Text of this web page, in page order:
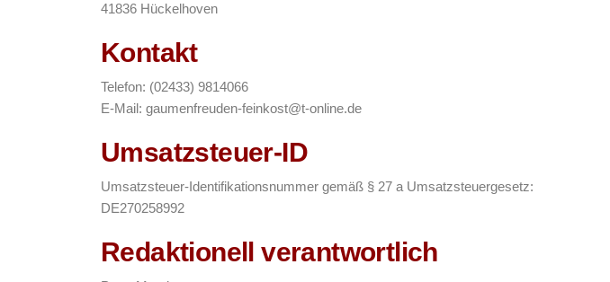
41836 Hückelhoven
Kontakt
Telefon: (02433) 9814066
E-Mail: gaumenfreuden-feinkost@t-online.de
Umsatzsteuer-ID
Umsatzsteuer-Identifikationsnummer gemäß § 27 a Umsatzsteuergesetz:
DE270258992
Redaktionell verantwortlich